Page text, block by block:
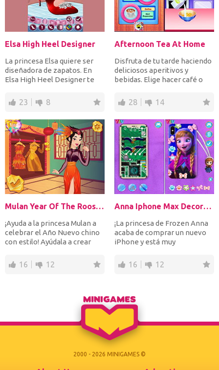
Elsa High Heel Designer
La princesa Elsa quiere ser
diseñadora de zapatos. En
Elsa High Heel Designer te
23 8
Afternoon Tea At Home
Disfruta de tu tarde haciendo
deliciosos aperitivos y
bebidas. Elige hacer café o
28 14
Mulan Year Of The Rooster
¡Ayuda a la princesa Mulan a
celebrar el Año Nuevo chino
con estilo! Ayúdala a crear
16 12
Anna Iphone Max Decoration
¡La princesa de Frozen Anna
acaba de comprar un nuevo
iPhone y está muy
re...
16 12
2000 - 2026 MINIGAMES ©